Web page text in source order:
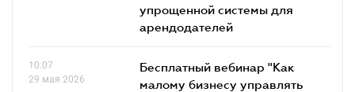
упрощенной системы для
арендодателей
10.07
29 мая 2026
Бесплатный вебинар "Как
малому бизнесу управлять